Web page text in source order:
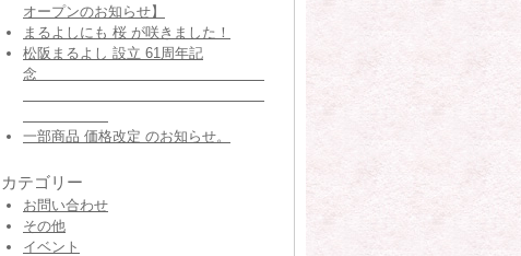
オープンのお知らせ】
まるよしにも 桜 が咲きました！
松阪まるよし 設立 61周年記
念
一部商品 価格改定 のお知らせ。
カテゴリー
お問い合わせ
その他
イベント